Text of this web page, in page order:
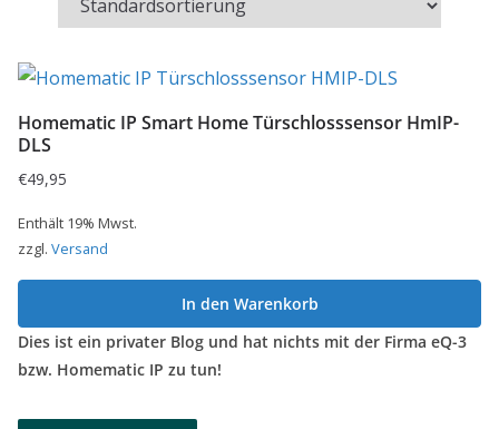
Homematic IP Smart Home Türschlosssensor HmIP-
DLS
€49,95
Enthält 19% Mwst.
zzgl. Versand
In den Warenkorb
Dies ist ein privater Blog und hat nichts mit der Firma eQ-3
bzw. Homematic IP zu tun!